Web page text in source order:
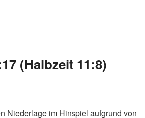
(Halbzeit 11:8)
Niederlage im Hinspiel aufgrund von